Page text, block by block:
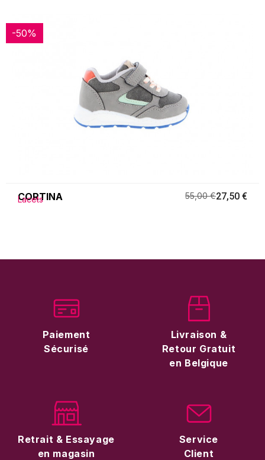
-50%
-50%
CORTINA
Lacets 55,00 €27,50 €
Paiement
Sécurisé
Livraison &
Retour Gratuit
en Belgique
Retrait & Essayage
en magasin
Service
Client